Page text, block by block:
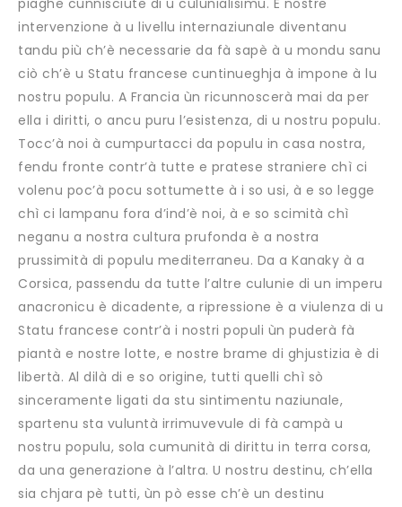
piaghe cunnisciute di u culunialisimu. E nostre
intervenzione à u livellu internaziunale diventanu
tandu più ch’è necessarie da fà sapè à u mondu sanu
ciò ch’è u Statu francese cuntinueghja à impone à lu
nostru populu. A Francia ùn ricunnoscerà mai da per
ella i diritti, o ancu puru l’esistenza, di u nostru populu.
Tocc’à noi à cumpurtacci da populu in casa nostra,
fendu fronte contr’à tutte e pratese straniere chì ci
volenu poc’à pocu sottumette à i so usi, à e so legge
chì ci lampanu fora d’ind’è noi, à e so scimità chì
neganu a nostra cultura prufonda è a nostra
prussimità di populu mediterraneu. Da a Kanaky à a
Corsica, passendu da tutte l’altre culunie di un imperu
anacronicu è dicadente, a ripressione è a viulenza di u
Statu francese contr’à i nostri populi ùn puderà fà
piantà e nostre lotte, e nostre brame di ghjustizia è di
libertà. Al dilà di e so origine, tutti quelli chì sò
sinceramente ligati da stu sintimentu naziunale,
spartenu sta vuluntà irrimuvevule di fà campà u
nostru populu, sola cumunità di dirittu in terra corsa,
da una generazione à l’altra. U nostru destinu, ch’ella
sia chjara pè tutti, ùn pò esse ch’è un destinu